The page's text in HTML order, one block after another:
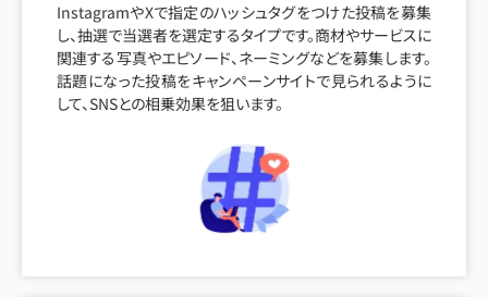
InstagramやXで指定のハッシュタグをつけた投稿を募集
し、抽選で当選者を選定するタイプです。商材やサービスに
関連する写真やエピソード、ネーミングなどを募集します。
話題になった投稿をキャンペーンサイトで見られるように
して、SNSとの相乗効果を狙います。